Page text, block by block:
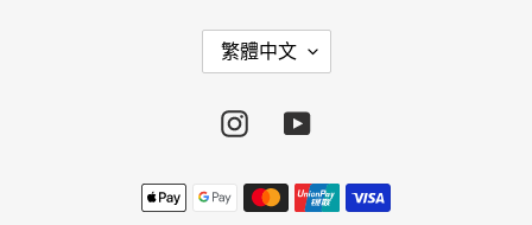
語
言
繁體中文
InstagramYouTube
付
款